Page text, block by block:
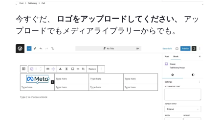
今すぐだ、 ロゴをアップロードしてください、
アッ
プロードでもメディアライブラリーからでも。